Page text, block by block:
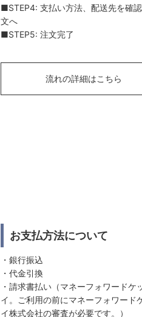
■STEP4: 支払い方法、配送先を確
文へ
■STEP5: 注文完了
流れの詳細はこちら
お支払方法について
・銀行振込
・代金引換
・請求書払い（マネーフォワードケ
イ。ご利用の前にマネーフォワード
イ株式会社の審査が必要です。）